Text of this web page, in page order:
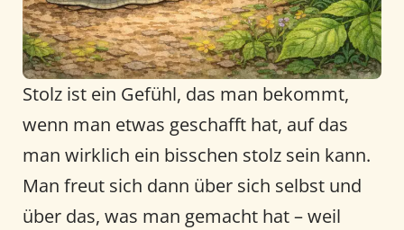
Stolz ist ein Gefühl, das man bekommt,
wenn man etwas geschafft hat, auf das
man wirklich ein bisschen stolz sein kann.
Man freut sich dann über sich selbst und
über das, was man gemacht hat – weil